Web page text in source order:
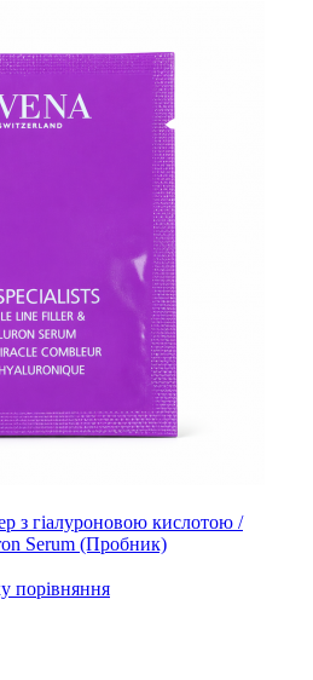
з гіалуроновою кислотою /
Serum (Пробник)
порівняння